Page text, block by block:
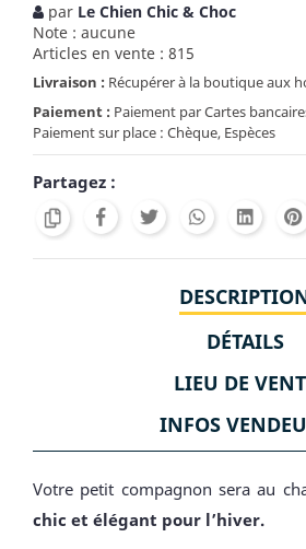
par Le Chien Chic & Choc
Note : aucune
Articles en vente : 815
Livraison : Récupérer à la boutique aux
Paiement : Paiement par Cartes
Paiement sur place : Chèque, Espèces
Partagez :
DÉTAILS
LIEU DE
INFOS
Votre petit compagnon sera au
chic et élégant pour l’hiver.